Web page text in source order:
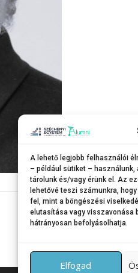
A lehető legjobb felhasználói
– például sütiket –
tárolunk és/vagy érünk el. Az
lehetővé teszi számunkra,
fel, mint a böngészési
elutasítása vagy visszavonása
hátrányosan befolyásolhatja.
Elfogad